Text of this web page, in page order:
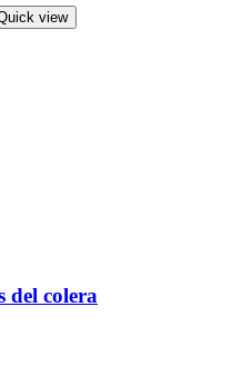
view
del colera